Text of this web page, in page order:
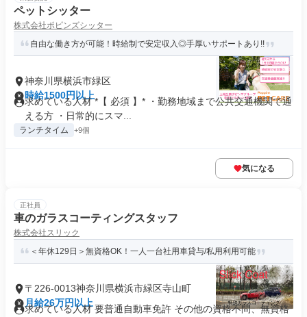
ペットシッター
株式会社ポピンズシッター
自由な働き方が可能！時給制で安定収入◎手厚いサポートあり!!
神奈川県横浜市緑区
時給1500円以上
求めている人材 *【 必須 】* ・勤務地域まで公共交通機関で通
える方 ・日常的にスマ...
ランチタイム +9個
気になる
正社員
車のガラスコーティングスタッフ
株式会社スリック
＜年休129日＞無資格OK！一人一台社用車貸与/私用利用可能
〒226-0013神奈川県横浜市緑区寺山町
月給26万円以上
求めている人材 要普通自動車免許 その他の資格不問、無資格